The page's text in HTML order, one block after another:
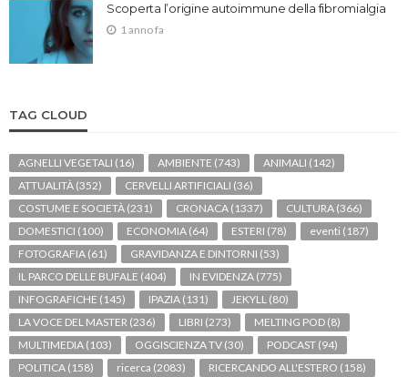
Scoperta l’origine autoimmune della fibromialgia
1 anno fa
TAG CLOUD
AGNELLI VEGETALI (16) AMBIENTE (743) ANIMALI (142)
ATTUALITÀ (352) CERVELLI ARTIFICIALI (36)
COSTUME E SOCIETÀ (231) CRONACA (1337) CULTURA (366)
DOMESTICI (100) ECONOMIA (64) ESTERI (78) eventi (187)
FOTOGRAFIA (61) GRAVIDANZA E DINTORNI (53)
IL PARCO DELLE BUFALE (404) IN EVIDENZA (775)
INFOGRAFICHE (145) IPAZIA (131) JEKYLL (80)
LA VOCE DEL MASTER (236) LIBRI (273) MELTING POD (8)
MULTIMEDIA (103) OGGISCIENZA TV (30) PODCAST (94)
POLITICA (158) ricerca (2083) RICERCANDO ALL'ESTERO (158)